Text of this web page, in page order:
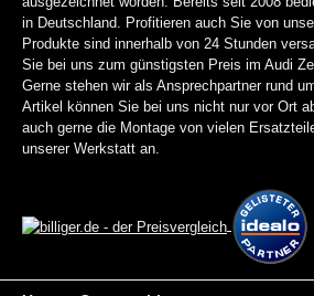
in Deutschland. Profitieren auch Sie von
Produkte sind innerhalb von 24 Stunden
Sie bei uns zum günstigsten Preis im Audi
Gerne stehen wir als Ansprechpartner rund
Artikel können Sie bei uns nicht nur vor Ort
auch gerne die Montage von vielen
unserer Werkstatt an.